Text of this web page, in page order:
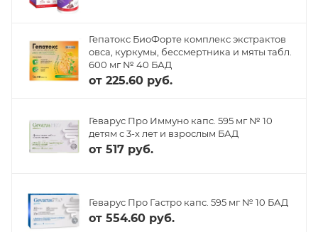
Гепатокс БиоФорте комплекс экстрактов
овса, куркумы, бессмертника и мяты табл.
600 мг № 40 БАД
от 225.60 руб.
Геварус Про Иммуно капс. 595 мг № 10
детям с 3-х лет и взрослым БАД
от 517 руб.
Геварус Про Гастро капс. 595 мг № 10 БАД
от 554.60 руб.